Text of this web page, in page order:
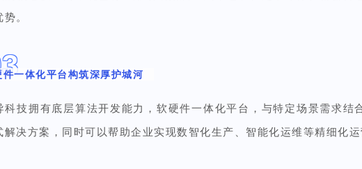
。
3
件一体化平台构筑深厚护城河
科技拥有底层算法开发能力，软硬件一体化平台 ， 与特定场景需求结
解决方案，同时可以帮助企业实现数智化生产、智能化运维等精细化运